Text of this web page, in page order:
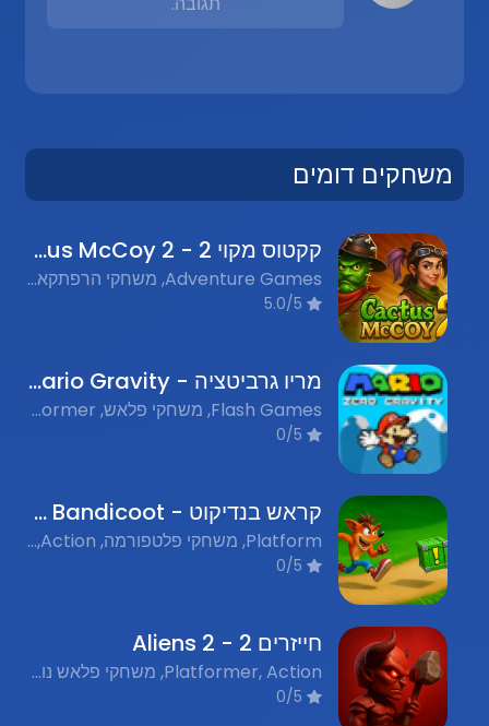
משחקים דומים
קקטוס מקוי 2 - Cactus McCoy 2
Adventure Games, משחקי הרפתקאות, Platformer Games, משחקי פלטפורמה, Nostalgic Flash Games, משחקי פלאש נוסטלגים
מריו גרביטציה - Mario Gravity
Flash Games, משחקי פלאש, Platformer, פלטפורמר, Nostalgic Games, משחקים נוסטלגיים, Physics Games, משחקי פיזיקה
קראש בנדיקוט - Crash Bandicoot
Platform, משחקי פלטפורמה, Action, משחקי פעולה, Nostalgic Flash Games, משחקי פלאש נוסטלגים
חייזרים 2 - Aliens 2
Platformer, Action, משחקי פלאש נוסטלגים, פלטפורמה, פעולה